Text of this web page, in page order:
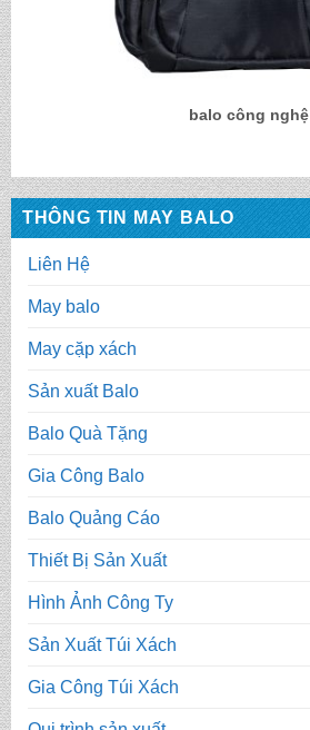
THÔNG TIN MAY BALO
Liên Hệ
May balo
May cặp xách
Sản xuất Balo
Balo Quà Tặng
Gia Công Balo
Balo Quảng Cáo
Thiết Bị Sản Xuất
Hình Ảnh Công Ty
Sản Xuất Túi Xách
Gia Công Túi Xách
balo công nghệ